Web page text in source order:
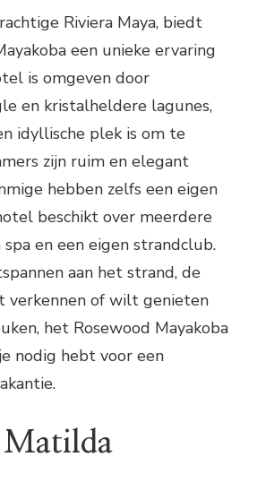
Riviera Maya, biedt
een unieke ervaring
is omgeven door
en kristalheldere lagunes,
idyllische plek is om te
zijn ruim en elegant
hebben zelfs een eigen
beschikt over meerdere
en een eigen strandclub.
aan het strand, de
verkennen of wilt genieten
het Rosewood Mayakoba
nodig hebt voor een